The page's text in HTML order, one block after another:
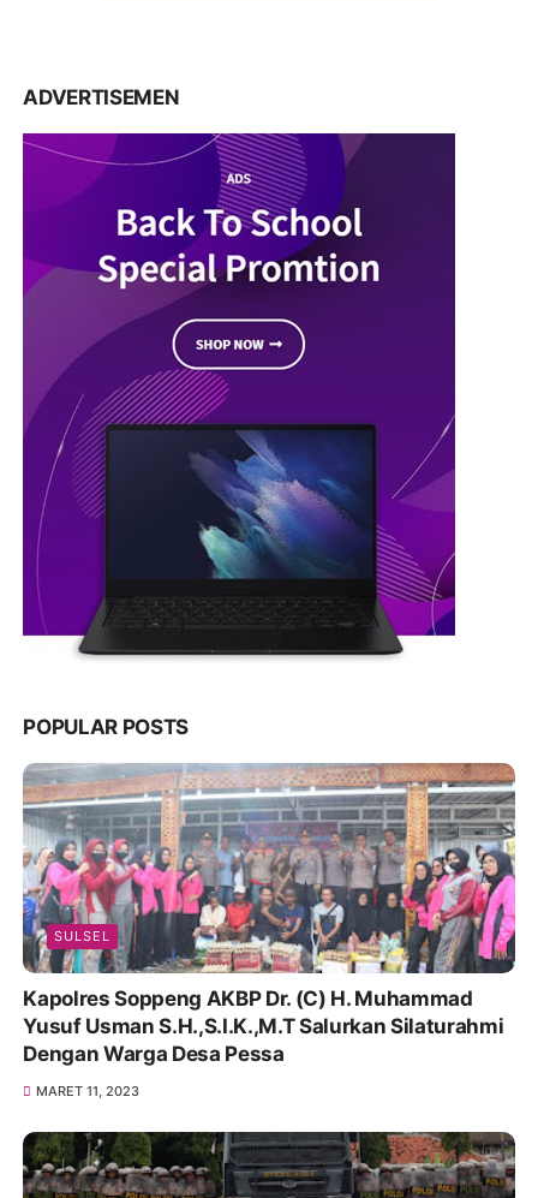
ADVERTISEMEN
POPULAR POSTS
SULSEL
Kapolres Soppeng AKBP Dr. (C) H. Muhammad
Yusuf Usman S.H.,S.I.K.,M.T Salurkan Silaturahmi
Dengan Warga Desa Pessa
MARET 11, 2023